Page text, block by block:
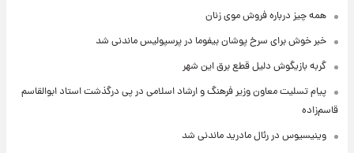
همه چیز درباره فروش موی زنان
خبر خوش برای سرخ پوشان بیفوما در پرسپولیس ماندنی شد
گربه بازیگوش دلیل قطع برق این شهر
پیام تسلیت معاون وزیر فرهنگ و ارشاد اسلامی در پی درگذشت استاد ابوالقاسم
قاسم‌زاده
وینیسیوس در رئال مادرید ماندنی شد